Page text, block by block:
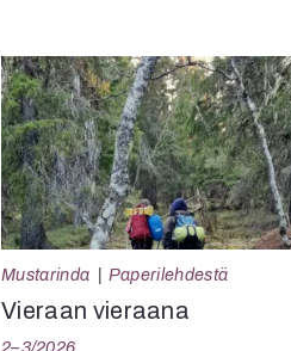
Mustarinda Paperilehdestä
Vieraan vieraana
2–3/2026